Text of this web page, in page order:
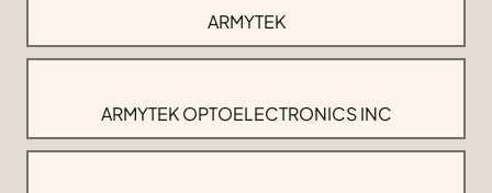
ARMYTEK
ARMYTEK OPTOELECTRONICS INC